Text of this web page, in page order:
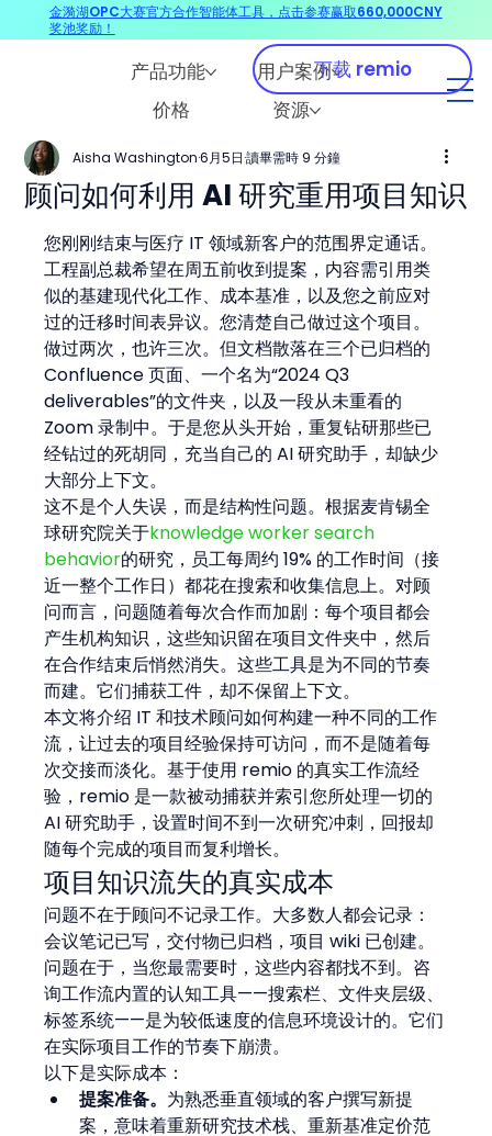
产品功能
用户案例
价格
资源
下载 remio
顾问如何利用 AI 研究重用项目知识
Aisha Washington 6月5日 讀畢需時 9 分鐘
您刚刚结束与医疗 IT 领域新客户的范围界定通话。
工程副总裁希望在周五前收到提案，内容需引用类
似的基建现代化工作、成本基准，以及您之前应对
过的迁移时间表异议。您清楚自己做过这个项目。
做过两次，也许三次。但文档散落在三个已归档的
Confluence 页面、一个名为“2024 Q3
deliverables”的文件夹，以及一段从未重看的
Zoom 录制中。于是您从头开始，重复钻研那些已
经钻过的死胡同，充当自己的 AI 研究助手，却缺少
大部分上下文。
这不是个人失误，而是结构性问题。根据麦肯锡全
球研究院关于knowledge worker search
behavior的研究，员工每周约 19% 的工作时间（接
近一整个工作日）都花在搜索和收集信息上。对顾
问而言，问题随着每次合作而加剧：每个项目都会
产生机构知识，这些知识留在项目文件夹中，然后
在合作结束后悄然消失。这些工具是为不同的节奏
而建。它们捕获工件，却不保留上下文。
本文将介绍 IT 和技术顾问如何构建一种不同的工作
流，让过去的项目经验保持可访问，而不是随着每
次交接而淡化。基于使用 remio 的真实工作流经
验，remio 是一款被动捕获并索引您所处理一切的
AI 研究助手，设置时间不到一次研究冲刺，回报却
随每个完成的项目而复利增长。
项目知识流失的真实成本
问题不在于顾问不记录工作。大多数人都会记录：
会议笔记已写，交付物已归档，项目 wiki 已创建。
问题在于，当您最需要时，这些内容都找不到。咨
询工作流内置的认知工具——搜索栏、文件夹层级、
标签系统——是为较低速度的信息环境设计的。它们
在实际项目工作的节奏下崩溃。
以下是实际成本：
提案准备。 为熟悉垂直领域的客户撰写新提
案，意味着重新研究技术栈、重新基准定价范
金漪湖OPC大赛官方合作智能体工具，点击参赛赢取660,000CNY
奖池奖励！